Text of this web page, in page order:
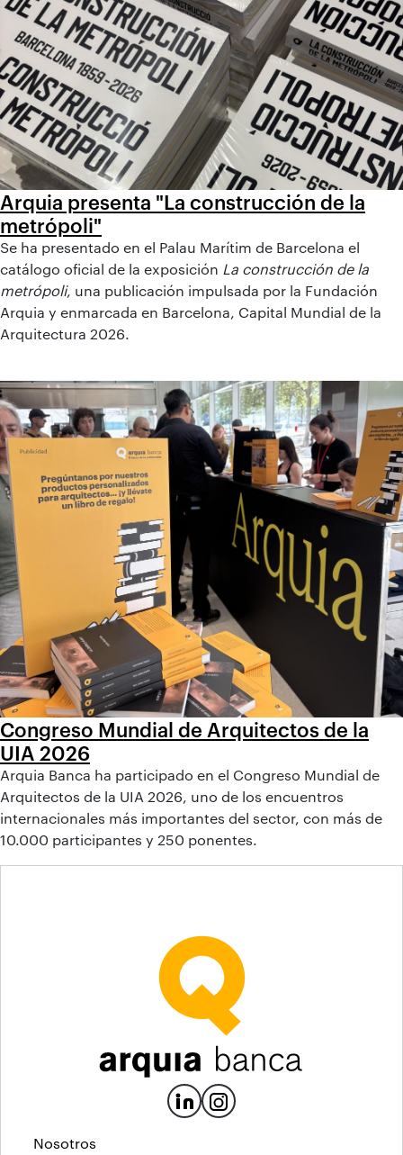
Arquia presenta "La construcción de la
metrópoli"
Se ha presentado en el Palau Marítim de Barcelona el
catálogo oficial de la exposición La construcción de la
metrópoli, una publicación impulsada por la Fundación
Arquia y enmarcada en Barcelona, Capital Mundial de la
Arquitectura 2026.
Congreso Mundial de Arquitectos de la
UIA 2026
Arquia Banca ha participado en el Congreso Mundial de
Arquitectos de la UIA 2026, uno de los encuentros
internacionales más importantes del sector, con más de
10.000 participantes y 250 ponentes.
Nosotros